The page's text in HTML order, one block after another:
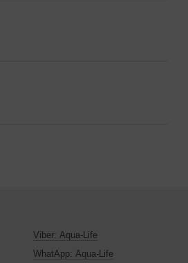
Viber: Aqua-Life
WhatApp: Aqua-Life